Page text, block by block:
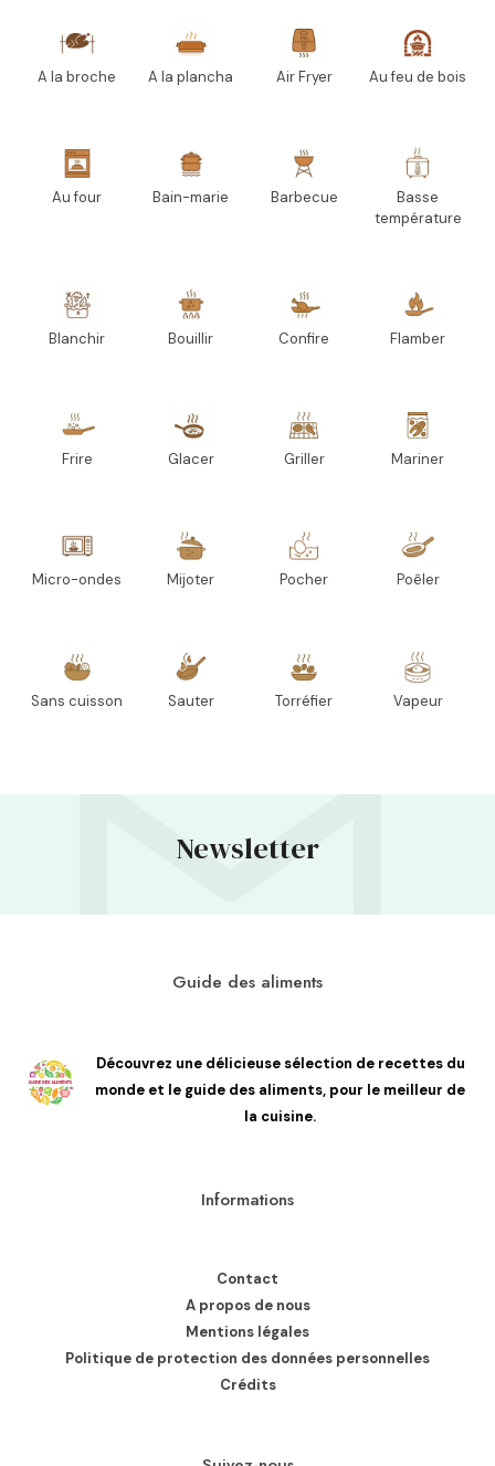
A la broche A la plancha Air Fryer Au feu de bois
Au four Bain-marie Barbecue
Basse
température
Blanchir Bouillir Confire Flamber
Frire Glacer Griller Mariner
Micro-ondes Mijoter Pocher Poêler
Sans cuisson Sauter Torréfier Vapeur
Newsletter
Guide des aliments
Découvrez une délicieuse sélection de recettes du
monde et le guide des aliments, pour le meilleur de
la cuisine.
Informations
Contact
A propos de nous
Mentions légales
Politique de protection des données personnelles
Crédits